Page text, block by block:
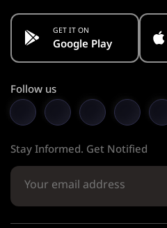
GET IT ON
Google Play
Follow us
Stay Informed. Get Notified